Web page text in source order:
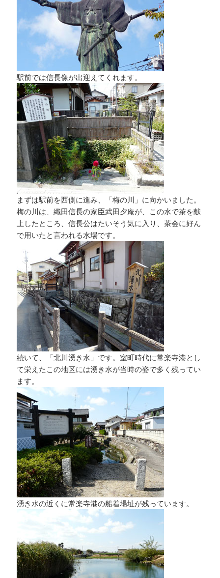
駅前では信長像が出迎えてくれます。
まずは駅前を西側に進み、「梅の川」に向かいました。
梅の川は、織田信長の家臣武田夕庵が、この水で茶を献
上したところ、信長公はたいそう気に入り、茶会に好ん
で用いたと言われる水場です。
続いて、「北川湧き水」です。室町時代に常楽寺港とし
て栄えたこの地区には湧き水が当時の姿で多く残ってい
ます。
湧き水の近くに常楽寺港の船着場址が残っています。